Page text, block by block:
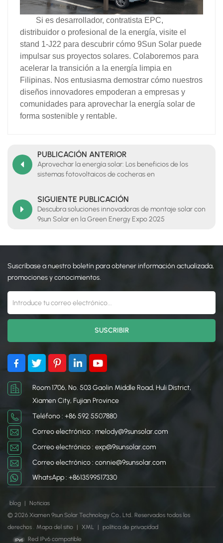
Si es desarrollador, contratista EPC,
distribuidor o profesional de la energía, visite el
stand 1-J22 para descubrir cómo 9Sun Solar puede
impulsar sus proyectos solares. Colaboremos para
acelerar la transición a la energía limpia en
Filipinas. Nos entusiasma demostrar cómo nuestros
diseños innovadores empoderan a empresas y
comunidades para aprovechar la energía solar de
forma sostenible y rentable.
PUBLICACIÓN ANTERIOR
Aprovechar la energía solar: Los beneficios de los
sistemas fotovoltaicos de cocheras en
SIGUIENTE PUBLICACIÓN
Descubra soluciones innovadoras de montaje solar con
9sun Solar en la Green Energy Expo 2025
Suscríbase a nuestro boletín para obtener información actualizada,
promociones y conocimientos.
Room 1706, No. 503 Gaolin Middle Road, Huli District,
Xiamen City, Fujian Province
Teléfono : +86 592 5507880
Correo electrónico : melody@9sunsolar.com
Correo electrónico : exp@9sunsolar.com
Correo electrónico : connie@9sunsolar.com
WhatsApp : +8613599517330
blog |
Noticias
© 2026 Xiamen 9sun Solar Technology Co., Ltd.. Reservados todos los
derechos . Mapa del sitio | XML | política de privacidad
Red IPv6 compatible